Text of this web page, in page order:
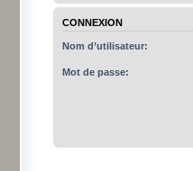
CONNEXION
Nom d’utilisateur:
Mot de passe: